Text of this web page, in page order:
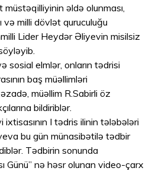
əldə olunması,
və milli dövlət quruculuğu
Lider Heydər Əliyevin misilsiz
sosial elmlər, onların tədrisi
baş müəllimləri
müəllim R.Sabirli öz
bildiriblər.
ixtisasının I tədris ilinin tələbələri
bu gün münasibətilə tədbir
Tədbirin sonunda
Günü” nə həsr olunan video-çarx